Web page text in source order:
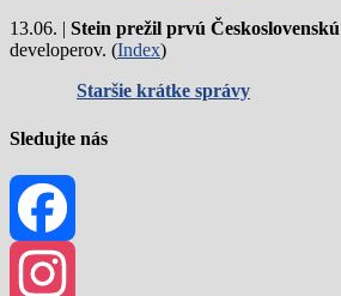
13.06. | Stein prežil prvú Československú
developerov. (Index)
Staršie krátke správy
Sledujte nás
Facebook